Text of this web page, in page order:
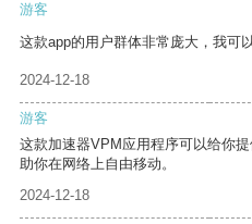
游客
这款app的用户群体非常庞大，我可
2024-12-18
游客
这款加速器VPM应用程序可以给你
助你在网络上自由移动。
2024-12-18